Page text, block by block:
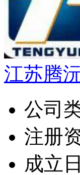
江苏腾
公司
注册
成立